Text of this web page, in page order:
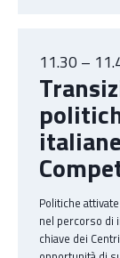
11.30 –
Politiche
nel percorso di
chiave dei